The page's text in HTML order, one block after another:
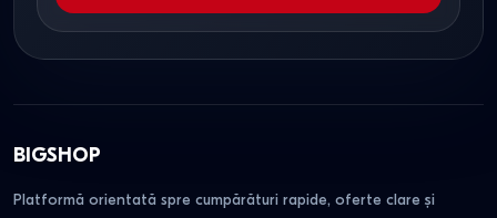
BIGSHOP
Platformă orientată spre cumpărături rapide, oferte clare și